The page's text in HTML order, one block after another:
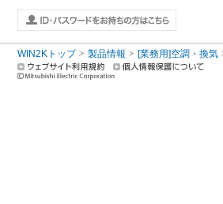
WIN2Kトップ 製品情報 [業務用]空調・換気